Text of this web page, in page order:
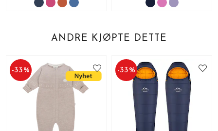
ANDRE KJØPTE DETTE
-33% -33%